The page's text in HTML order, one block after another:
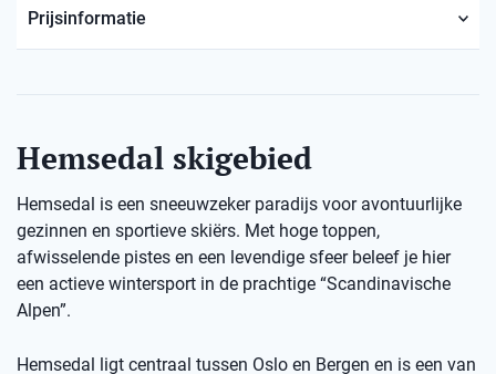
Prijsinformatie
Hemsedal skigebied
Hemsedal is een sneeuwzeker paradijs voor avontuurlijke
gezinnen en sportieve skiërs. Met hoge toppen,
afwisselende pistes en een levendige sfeer beleef je hier
een actieve wintersport in de prachtige “Scandinavische
Alpen”.
Hemsedal ligt centraal tussen Oslo en Bergen en is een van